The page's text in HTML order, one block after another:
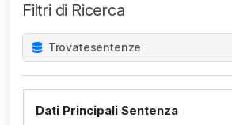
Filtri di Ricerca
Trovatesentenze
Dati Principali Sentenza